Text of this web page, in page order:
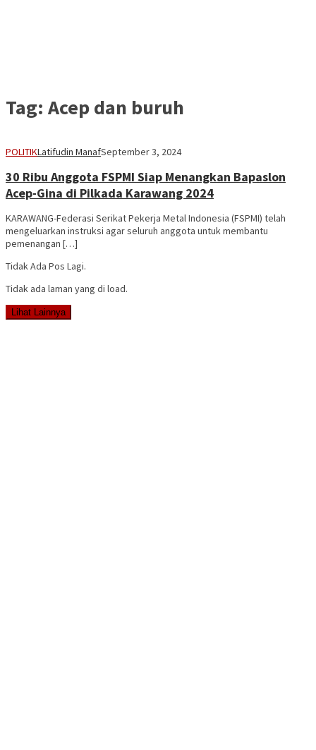
Tag: Acep dan buruh
POLITIKLatifudin ManafSeptember 3, 2024
30 Ribu Anggota FSPMI Siap Menangkan Bapaslon
Acep-Gina di Pilkada Karawang 2024
KARAWANG-Federasi Serikat Pekerja Metal Indonesia (FSPMI) telah
mengeluarkan instruksi agar seluruh anggota untuk membantu
pemenangan […]
Tidak Ada Pos Lagi.
Tidak ada laman yang di load.
Lihat Lainnya